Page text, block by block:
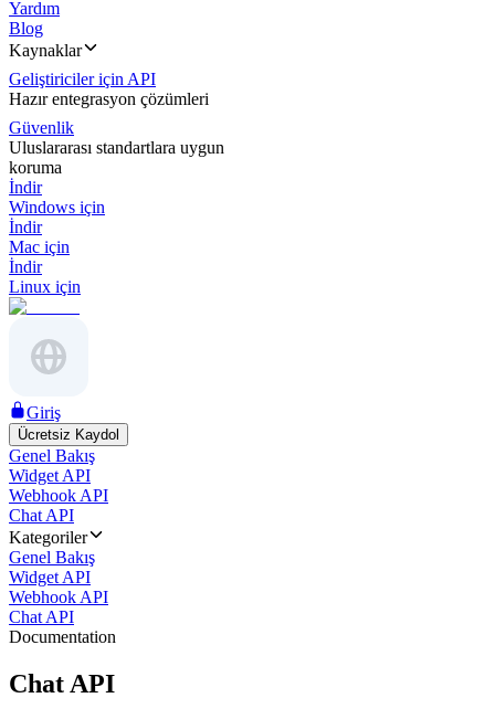
Yardım
Blog
Kaynaklar
Geliştiriciler için API
Hazır entegrasyon çözümleri
Güvenlik
Uluslararası standartlara uygun
koruma
İndir
Windows için
İndir
Mac için
İndir
Linux için
Giriş
Ücretsiz Kaydol
Genel Bakış
Widget API
Webhook API
Chat API
Kategoriler
Genel Bakış
Widget API
Webhook API
Chat API
Documentation
Chat API